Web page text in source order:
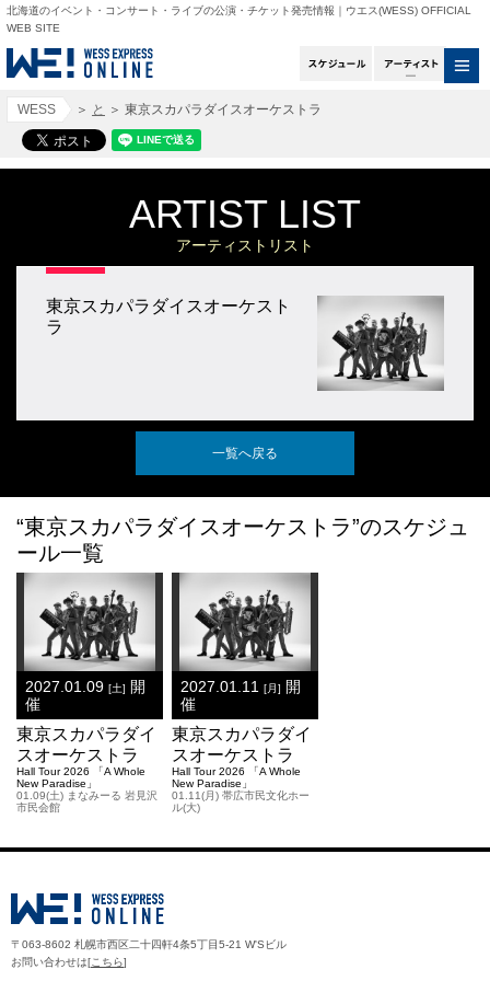
北海道のイベント・コンサート・ライブの公演・チケット発売情報｜ウエス(WESS) OFFICIAL
WEB SITE
スケジュールアー
WESS ＞ と ＞ 東京スカパラダイスオーケストラ
ARTIST LIST
アーティストリスト
東京スカパラダイスオーケスト
ラ
一覧へ戻る
“東京スカパラダイスオーケストラ”のスケジュ
ール一覧
2027.01.09 [土] 開
催
東京スカパラダイ
スオーケストラ
Hall Tour 2026 「A Whole
New Paradise」
01.09(土) まなみーる 岩見沢
市民会館
2027.01.11 [月] 開
催
東京スカパラダイ
スオーケストラ
Hall Tour 2026 「A Whole
New Paradise」
01.11(月) 帯広市民文化ホー
ル(大)
〒063-8602 札幌市西区二十四軒4条5丁目5-21 W'Sビル
お問い合わせは[こちら]